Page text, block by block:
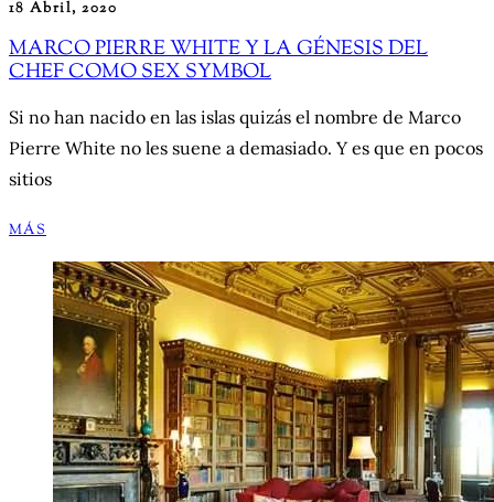
18 Abril, 2020
MARCO PIERRE WHITE Y LA GÉNESIS DEL
CHEF COMO SEX SYMBOL
Si no han nacido en las islas quizás el nombre de Marco
Pierre White no les suene a demasiado. Y es que en pocos
sitios
MÁS